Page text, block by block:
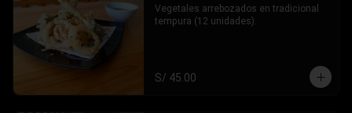
Vegetales arrebozados en tradicional
tempura (12 unidades).
S/ 45.00